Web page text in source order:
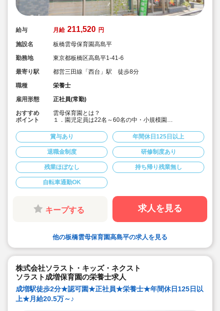
給与 月給 211,520 円
施設名
板橋雲母保育園高島平
勤務地
東京都板橋区高島平1-41-6
最寄り駅
都営三田線「西台」駅 徒歩8分
職種
栄養士
雇用形態
正社員(常勤)
おすすめ
ポイント
雲母保育園とは？
１．園児定員は22名～60名の中・小規模園
長を見守ることができます。
２．食育へのこだわりがすごい！
各園、管理栄養士・栄養士を複数名配置しています。独
自の食育への取り組みは以下です。
【オリジナルの献立作成】
各園、毎月自由にテーマを決めて献立を作成。
(例)「世界の料理を和風アレンジ給食」・「日本の郷土料
理献立」など、地域の特性や子ども達の好みを取り入れ
【クッキング保育】
月に1回程度、クッキング保育を取り入れ、子どもたちの
の買い出しに行くこともあります！
管理栄養士・栄養士も交代で保育に入っています。子ど
もたちの様子を間近で見ることで、1人1人に合った食の
面から成長を支えています。
３．保護者との『5分間対話』
毎日、お迎えの際に保護者の方とお話します。保護者の
方との何気ない会話、管理栄養士・栄養士としてのみな
賞与あり 年間休日125日以上
退職金制度 研修制度あり
残業ほぼなし 持ち帰り残業無し
自転車通勤OK
キープする 求人を見る
他の板橋雲母保育園高島平の求人を見る
株式会社ソラスト・キッズ・ネクスト
ソラスト成増保育園の栄養士求人
成増駅徒歩2分★認可園★正社員★栄養士★年間休日125日以
上★月給20.5万～♪